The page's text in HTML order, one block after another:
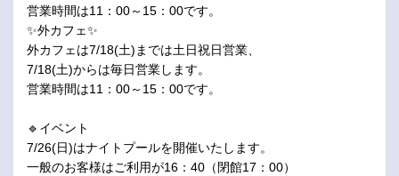
営業時間は11：00～15：00です。
✨外カフェ✨
外カフェは7/18(土)までは土日祝日営業、
7/18(土)からは毎日営業します。
営業時間は11：00～15：00です。
🔹イベント
7/26(日)はナイトプールを開催いたします。
一般のお客様はご利用が16：40（閉館17：00）